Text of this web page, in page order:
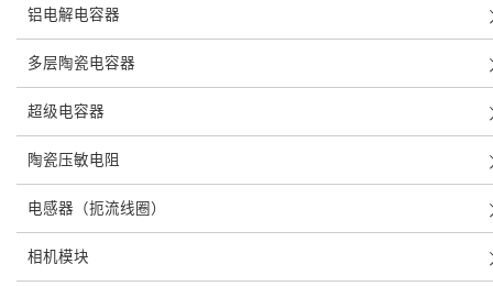
铝电解电容器
多层陶瓷电容器
超级电容器
陶瓷压敏电阻
电感器（扼流线圈）
相机模块